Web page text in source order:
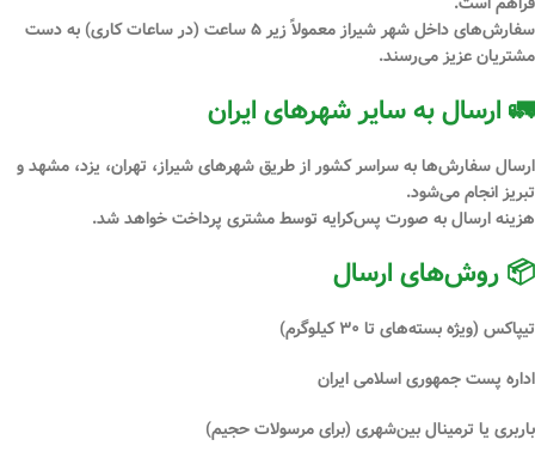
سفارش‌های داخل شهر شیراز معمولاًزیر ۵ ساعت
(در ساعات کاری) به دست
مشتریان عزیز می‌رسند.
🚛 ارسال به سایر شهرهای ایران
ارسال سفارش‌ها به سراسر کشور از طریق شهرهایشیراز، تهران، یزد، مشهد و
تبریزانجام می‌شود.
هزینه ارسالبه صورت پس‌کرایه توسط مشتری پرداخت خواهد شد.
📦 روش‌های ارسال
تیپاکس (ویژه بسته‌های تا ۳۰ کیلوگرم)
اداره پست جمهوری اسلامی ایران
باربری یا ترمینال بین‌شهری (برای مرسولات حجیم)